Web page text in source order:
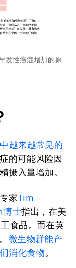
发性癌症增加的原
越来越常见的
的可能风险因
摄入量增加。
家Tim
博士指出，在美
食品。而在英
。 微生物群能产
消化食物。